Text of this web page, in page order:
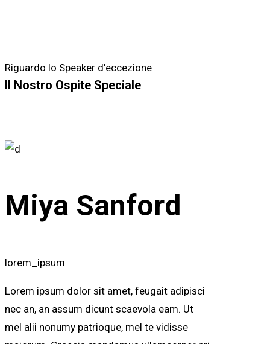
Riguardo lo Speaker d'eccezione
Il Nostro Ospite Speciale
Miya Sanford
lorem_ipsum
Lorem ipsum dolor sit amet, feugait adipisci
nec an, an assum dicunt scaevola eam. Ut
mel alii nonumy patrioque, mel te vidisse